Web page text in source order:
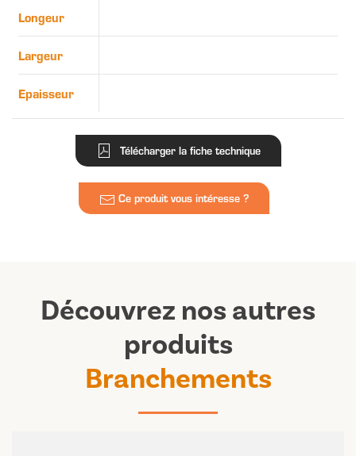
Longeur
Largeur
Epaisseur
Télécharger la fiche technique
Ce produit vous intéresse ?
Découvrez nos autres
produits
Branchements